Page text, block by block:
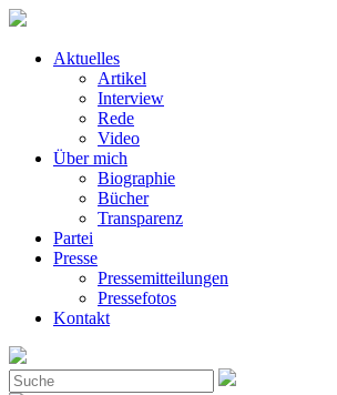
Aktuelles
Artikel
Interview
Rede
Video
Über mich
Biographie
Bücher
Transparenz
Partei
Presse
Pressemitteilungen
Pressefotos
Kontakt